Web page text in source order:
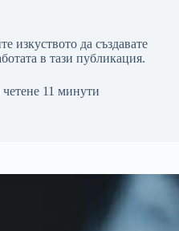
изкуството да създавате
в тази публикация.
11 минути